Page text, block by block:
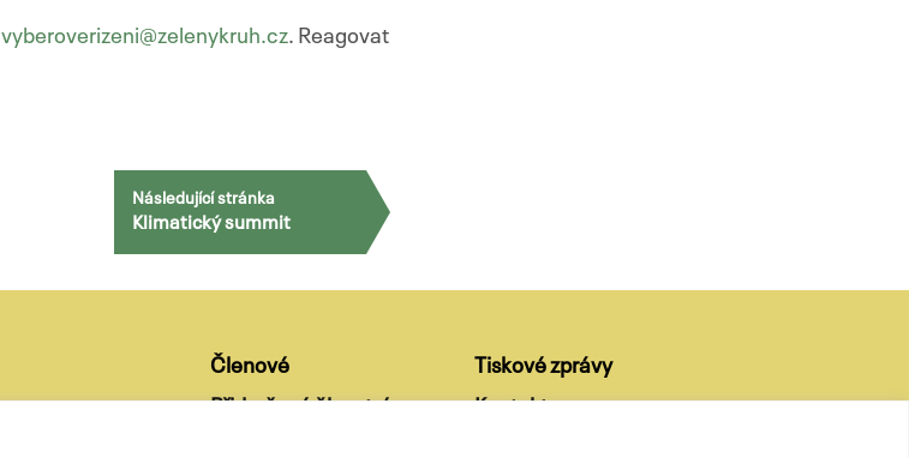
vyberoverizeni@zelenykruh.cz. Reagovat
Následující stránka
Klimatický summit
Členové
Tiskové zprávy